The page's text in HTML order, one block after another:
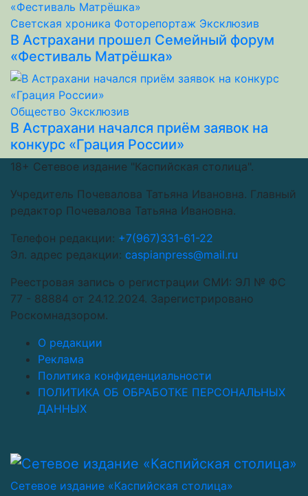
Светская хроника Фоторепортаж Эксклюзив
В Астрахани прошел Семейный форум
«Фестиваль Матрёшка»
Общество Эксклюзив
В Астрахани начался приём заявок на
конкурс «Грация России»
18+ Сетевое издание "Каспийская столица".
Учредитель Почевалова Татьяна Ивановна. Главный
редактор Почевалова Татьяна Ивановна.
Телефон редакции: +7(967)331-61-22
Эл. адрес редакции: caspianpress@mail.ru
Реестровая запись о регистрации СМИ: ЭЛ № ФС
77 - 88884 от 24.12.2024. Зарегистрировано
Роскомнадзором.
О редакции
Реклама
Политика конфиденциальности
ПОЛИТИКА ОБ ОБРАБОТКЕ ПЕРСОНАЛЬНЫХ
ДАННЫХ
Сетевое издание «Каспийская столица»